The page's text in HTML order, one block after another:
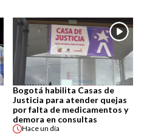
Bogotá habilita Casas de
Justicia para atender quejas
por falta de medicamentos y
demora en consultas
Haceun día